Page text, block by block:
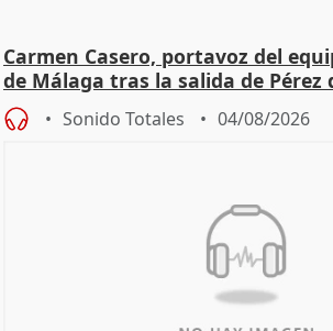
Carmen Casero, portavoz del
de Málaga tras la salida de Pérez
Sonido Totales 04/08/2026